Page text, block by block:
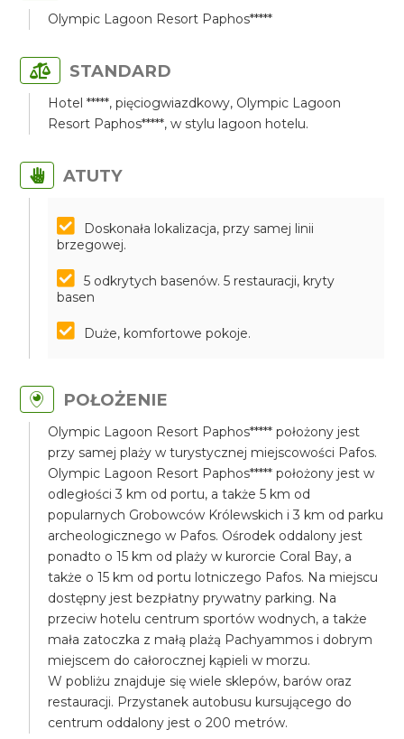
Olympic Lagoon Resort Paphos*****
STANDARD
Hotel *****, pięciogwiazdkowy, Olympic Lagoon
Resort Paphos*****, w stylu lagoon hotelu.
ATUTY
Doskonała lokalizacja, przy samej linii
brzegowej.
5 odkrytych basenów. 5 restauracji, kryty
basen
Duże, komfortowe pokoje.
POŁOŻENIE
Olympic Lagoon Resort Paphos***** położony jest
przy samej plaży w turystycznej miejscowości Pafos.
Olympic Lagoon Resort Paphos***** położony jest w
odległości 3 km od portu, a także 5 km od
popularnych Grobowców Królewskich i 3 km od parku
archeologicznego w Pafos. Ośrodek oddalony jest
ponadto o 15 km od plaży w kurorcie Coral Bay, a
także o 15 km od portu lotniczego Pafos. Na miejscu
dostępny jest bezpłatny prywatny parking. Na
przeciw hotelu centrum sportów wodnych, a także
mała zatoczka z małą plażą Pachyammos i dobrym
miejscem do całorocznej kąpieli w morzu.
W pobliżu znajduje się wiele sklepów, barów oraz
restauracji. Przystanek autobusu kursującego do
centrum oddalony jest o 200 metrów.